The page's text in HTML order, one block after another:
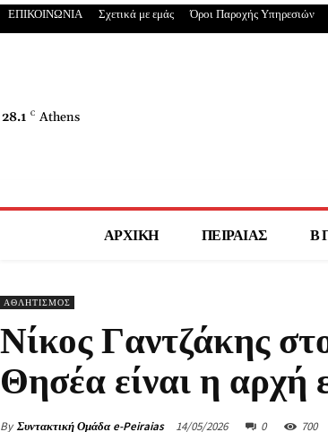
ΕΠΙΚΟΙΝΩΝΙΑ Σχετικά με εμάς Όροι Παροχής Υπηρεσιών
28.1 C Athens
ΑΡΧΙΚΗ ΠΕΙΡΑΙΑΣ Β
ΑΘΛΗΤΙΣΜΟΣ
Νίκος Γαντζάκης
Θησέα είναι η αρχή
By Συντακτική Ομάδα e-Peiraias 14/05/2026 0 700